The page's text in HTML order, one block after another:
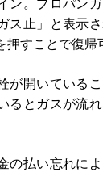
ン。プロパン
ス止」と表示
押すことで復帰
が開いている
るとガスが流
の払い忘れに